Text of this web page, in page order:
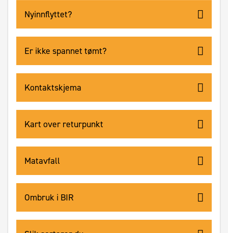
Nyinnflyttet?
Er ikke spannet tømt?
Kontaktskjema
Kart over returpunkt
Matavfall
Ombruk i BIR